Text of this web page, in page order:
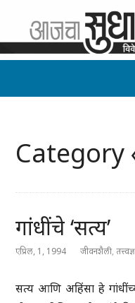
Category
गांधींचे ‘सत्य’
एप्रिल, 1, 1994 जीवनशैली,
सत्य आणि अहिंसा हे